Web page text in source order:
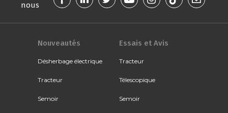
nous
Nouveautés
Désherbage électrique
Tracteur
Semoir
Essais et Avis
Tracteur
Télescopique
Semoir